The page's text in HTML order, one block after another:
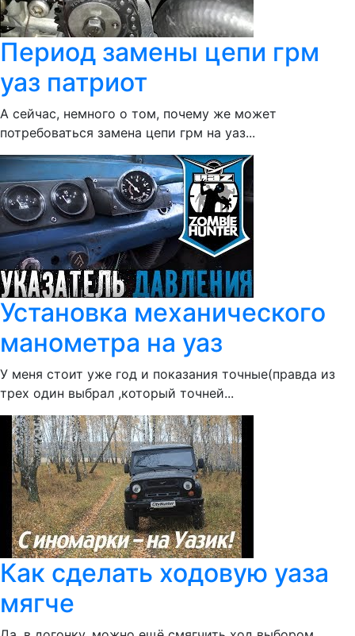
Период замены цепи грм
уаз патриот
А сейчас, немного о том, почему же может
потребоваться замена цепи грм на уаз...
Установка механического
манометра на уаз
У меня стоит уже год и показания точные(правда из
трех один выбрал ,который точней...
Как сделать ходовую уаза
мягче